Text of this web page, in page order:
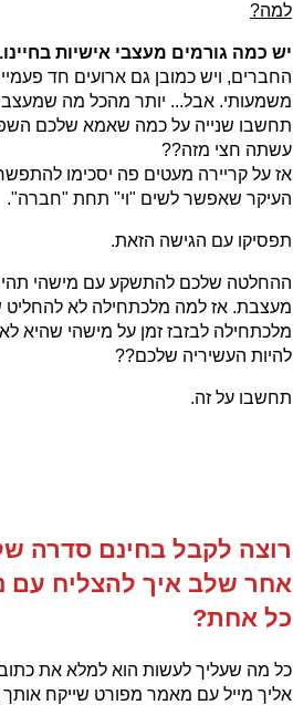
למה?
יש כמה גורמים מעצבי אישיות בחיינו.
החברים, ויש כמובן גם ארועים חד
משמעותי. אבל... יותר מהכל מה שמעצב
תחשבו שנייה על כמה שאמא שלכם
עשתה חצי מזה??
אז על קריירה מעטים פה יסכימו
העיקר שאפשר לשים "וי" תחת "חברה".
תפסיקו עם הגישה הזאת.
ההחלטה שלכם להתשקע עם מישהי
מעצבת. אז למה מלכתחילה לא
מלכתחילה לבזבז זמן על מישהי שהיא
להיות העשיריה שלכם??
תחשבו על זה.
רוצה לקבל בחינם סדרה
אחר שלב איך להצליח עם
כל אחת?
כל מה שעליך לעשות הוא למלא את
אליך מייל עם מאמר מפורט שייקח